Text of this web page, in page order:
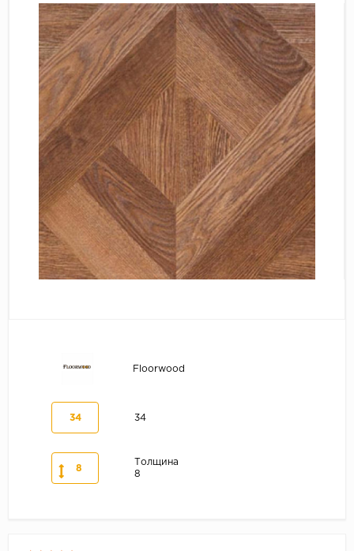
31 класс
32 класс
33 класс
Палитра
Серый
Бежевый
Дуб светлый
Коричневый
Страна
Австрия
Бельгия
Плинтус
Кварцевый ламинат SPC
Подложка под паркет и ламинат
Floorwood
34 34
8
Толщина
8